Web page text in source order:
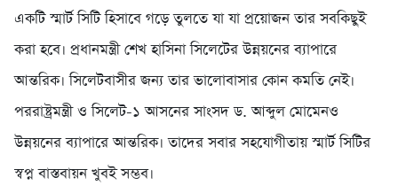
একটি স্মার্ট সিটি হিসাবে গড়ে তুলতে যা যা প্রয়োজন তার সবকিছুই
করা হবে। প্রধানমন্ত্রী শেখ হাসিনা সিলেটের উন্নয়নের ব্যাপারে
আন্তরিক। সিলেটবাসীর জন্য তার ভালোবাসার কোন কমতি নেই।
পররাষ্ট্রমন্ত্রী ও সিলেট-১ আসনের সাংসদ ড. আব্দুল মোমেনও
উন্নয়নের ব্যাপারে আন্তরিক। তাদের সবার সহযোগীতায় স্মার্ট সিটির
স্বপ্ন বাস্তবায়ন খুবই সম্ভব।